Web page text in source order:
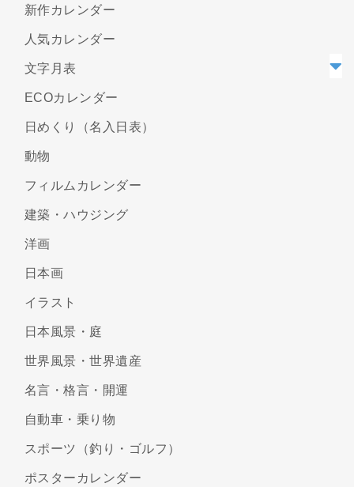
新作カレンダー
人気カレンダー
文字月表
ECOカレンダー
日めくり（名入日表）
動物
フィルムカレンダー
建築・ハウジング
洋画
日本画
イラスト
日本風景・庭
世界風景・世界遺産
名言・格言・開運
自動車・乗り物
スポーツ（釣り・ゴルフ）
ポスターカレンダー